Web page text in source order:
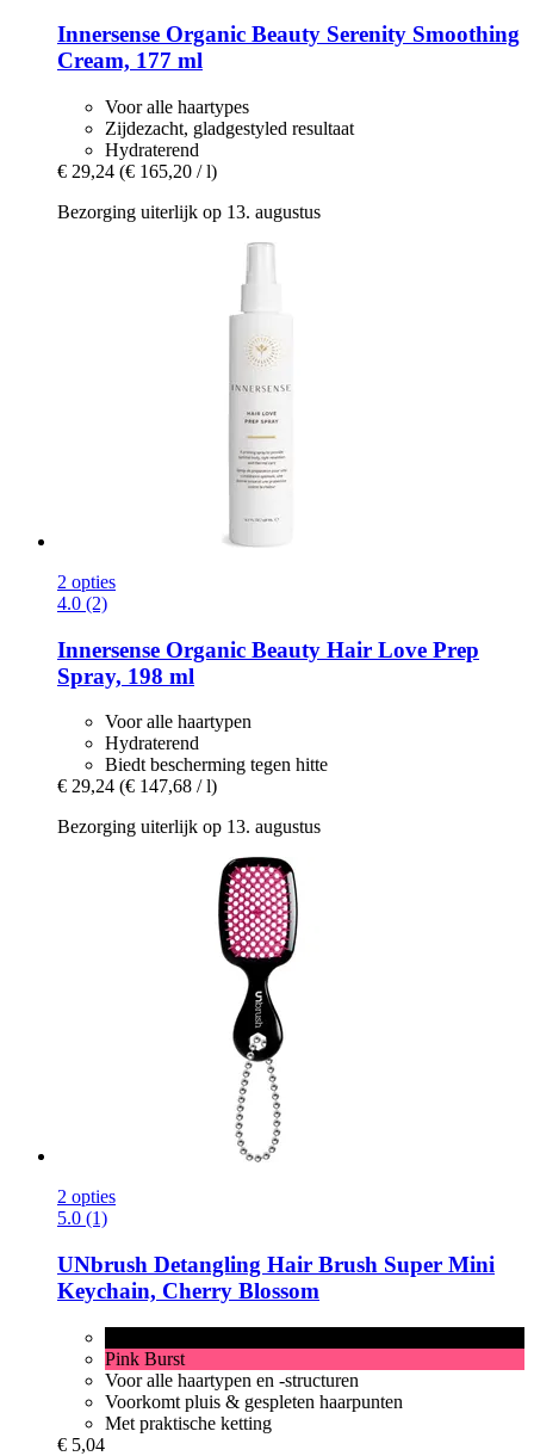
Innersense Organic Beauty Serenity Smoothing
Cream, 177 ml
Voor alle haartypes
Zijdezacht, gladgestyled resultaat
Hydraterend
€ 29,24 (€ 165,20 / l)
Bezorging uiterlijk op 13. augustus
2 opties
4.0 (2)
Innersense Organic Beauty Hair Love Prep
Spray, 198 ml
Voor alle haartypen
Hydraterend
Biedt bescherming tegen hitte
€ 29,24 (€ 147,68 / l)
Bezorging uiterlijk op 13. augustus
2 opties
5.0 (1)
UNbrush Detangling Hair Brush Super Mini
Keychain, Cherry Blossom
Pink Burst
Voor alle haartypen en -structuren
Voorkomt pluis & gespleten haarpunten
Met praktische ketting
€ 5,04